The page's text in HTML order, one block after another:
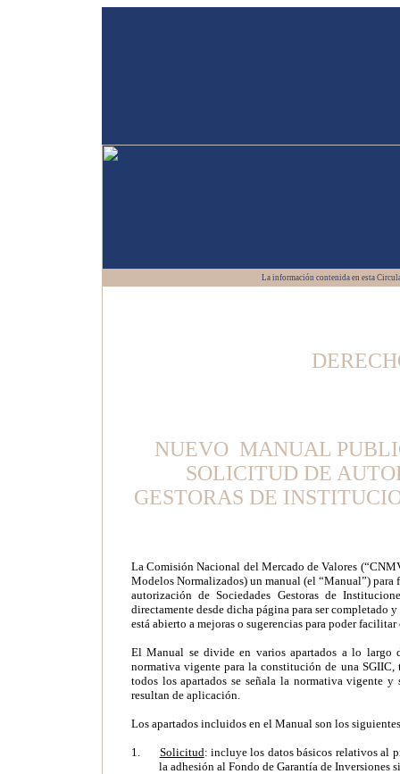
La información contenida en esta
NUEVO MANUAL
SOLICITUD DE
GESTORAS DE
La Comisión Nacional del Mercado de Valores
Modelos Normalizados) un manual (el “Manual”)
autorización de Sociedades Gestoras de
directamente desde dicha página para ser
está abierto a mejoras o sugerencias para poder
El Manual se divide en varios apartados a lo largo
normativa vigente para la constitución de una
todos los apartados se señala la normativa vigente
resultan de aplicación.
Los apartados incluidos en el Manual son los
1. Solicitud: incluye los datos básicos relativos al
la adhesión al Fondo de Garantía de Inversiones